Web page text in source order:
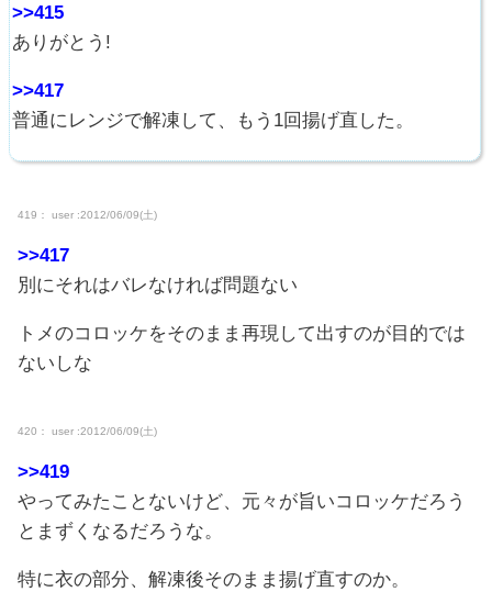
>>415
ありがとう!
>>417
普通にレンジで解凍して、もう1回揚げ直した。
419： user :2012/06/09(土)
>>417
別にそれはバレなければ問題ない
トメのコロッケをそのまま再現して出すのが目的では
ないしな
420： user :2012/06/09(土)
>>419
やってみたことないけど、元々が旨いコロッケだろう
とまずくなるだろうな。
特に衣の部分、解凍後そのまま揚げ直すのか。